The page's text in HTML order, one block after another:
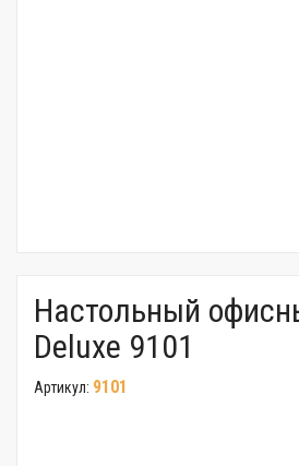
Настольный
Deluxe 9101
Артикул: 9101